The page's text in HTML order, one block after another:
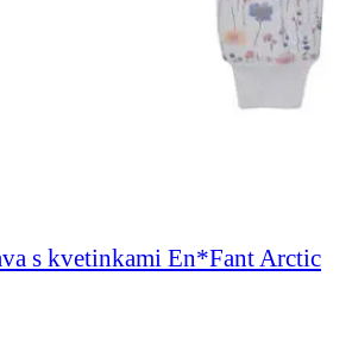
s kvetinkami En*Fant Arctic